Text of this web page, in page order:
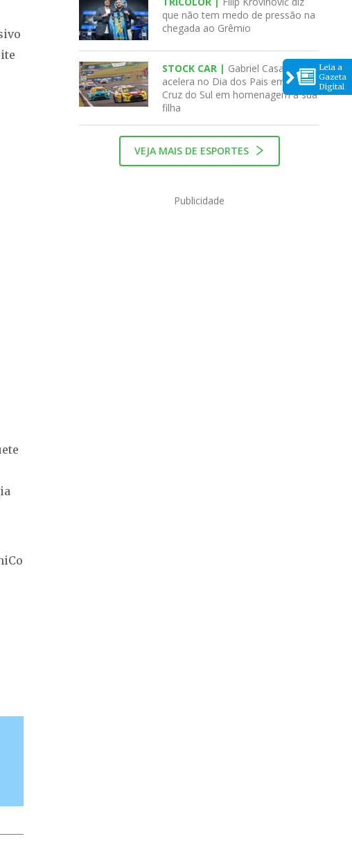
Leia a
Gazeta
Digital
que não tem medo de pressão na
chegada ao Grêmio
STOCK CAR | Gabriel Casagrande
acelera no Dia dos Pais em Santa
Cruz do Sul em homenagem à sua
filha
VEJA MAIS DE ESPORTES
Publicidade